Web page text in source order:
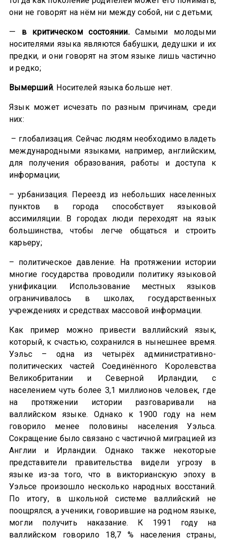
они не говорят на нём ни между собой, ни с детьми;
— в критическом состоянии.Самыми молодыми
носителями языка являются бабушки, дедушки и их
предки, и они говорят на этом языке лишь частично
и редко;
Вымерший. Носителей языка больше нет.
Язык может исчезать по разным причинам, среди
них:
– глобализация. Сейчас людям необходимо владеть
международными языками, например, английским,
для получения образования, работы и доступа к
информации;
– урбанизация. Переезд из небольших населенных
пунктов в города способствует языковой
ассимиляции. В городах люди переходят на язык
большинства, чтобы легче общаться и строить
карьеру;
– политическое давление. На протяжении истории
многие государства проводили политику языковой
унификации. Использование местных языков
ограничивалось в школах, государственных
учреждениях и средствах массовой информации.
Как пример можно привести валлийский язык,
который, к счастью, сохранился в нынешнее время.
Уэльс – одна из четырёх административно-
политических частей Соединённого Королевства
Великобритании и Северной Ирландии, с
населением чуть более 3,1 миллионов человек, где
на протяжении истории разговаривали на
валлийском языке. Однако к 1900 году на нем
говорило менее половины населения Уэльса.
Сокращение было связано с частичной миграцией из
Англии и Ирландии. Однако также некоторые
представители правительства видели угрозу в
языке из-за того, что в викторианскую эпоху в
Уэльсе произошло несколько народных восстаний.
По итогу, в школьной системе валлийский не
поощрялся, а ученики, говорившие на родном языке,
могли получить наказание. К 1991 году на
валлийском говорило 18,7 % населения страны,